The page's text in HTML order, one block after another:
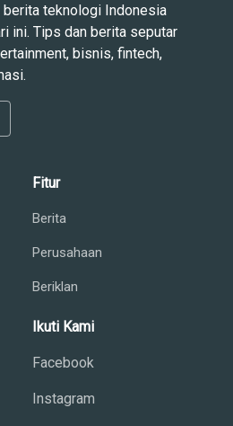
teknologi Indonesia
ini. Tips dan berita seputar
bisnis, fintech,
Fitur
Berita
Perusahaan
Beriklan
Ikuti Kami
Facebook
Instagram